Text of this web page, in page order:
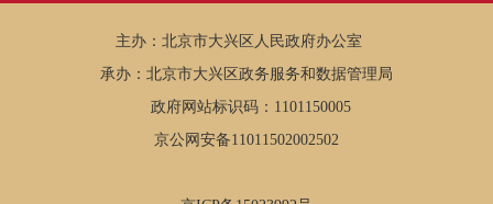
主办：北京市大兴区人民政府办公室
承办：北京市大兴区政务服务和数据管理局
政府网站标识码：1101150005
京公网安备11011502002502